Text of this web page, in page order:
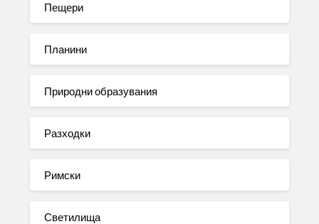
Пещери
Планини
Природни образувания
Разходки
Римски
Светилища